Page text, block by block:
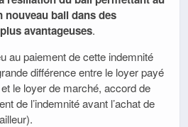
bail dans des
avantageuses.
au paiement de cette indemnité
différence entre le loyer payé
le loyer de marché, accord de
de l’indemnité avant l’achat de